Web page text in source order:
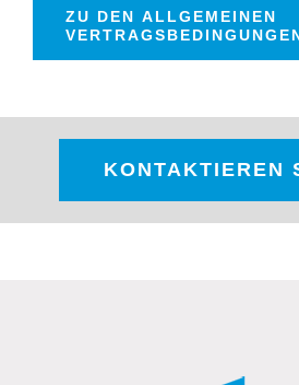
ZU DEN ALLGEMEINEN
KONTAKTIEREN